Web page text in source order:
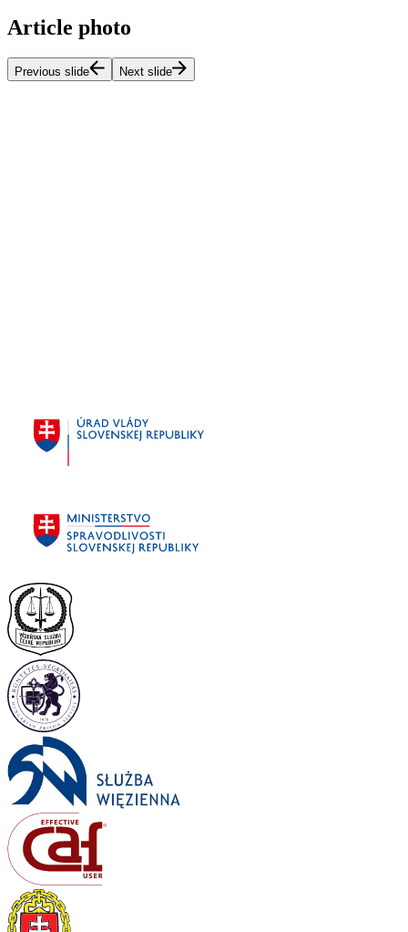
Article photo
Previous slide Next slide